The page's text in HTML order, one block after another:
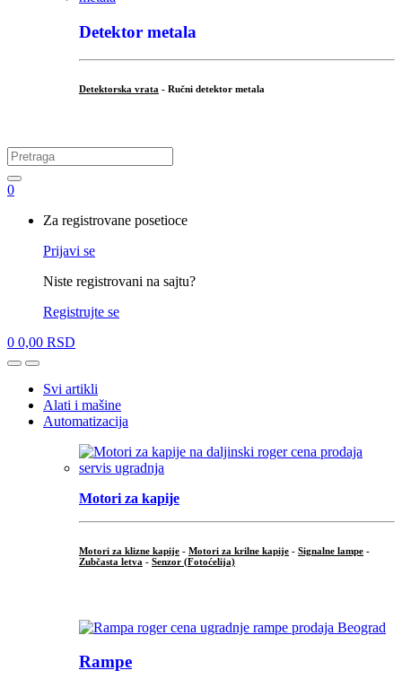
Detektor metala
Detektorska vrata - Ručni detektor metala
Search
for:
0
Za registrovane posetioce
Prijavi se
Niste registrovani na sajtu?
Registrujte se
0 0,00 RSD
OpenClose
Svi artikli
Alati i mašine
Automatizacija
Motori za kapije
Motori za klizne kapije - Motori za krilne kapije - Signalne lampe -
Zubčasta letva - Senzor (Fotoćelija)
Rampe